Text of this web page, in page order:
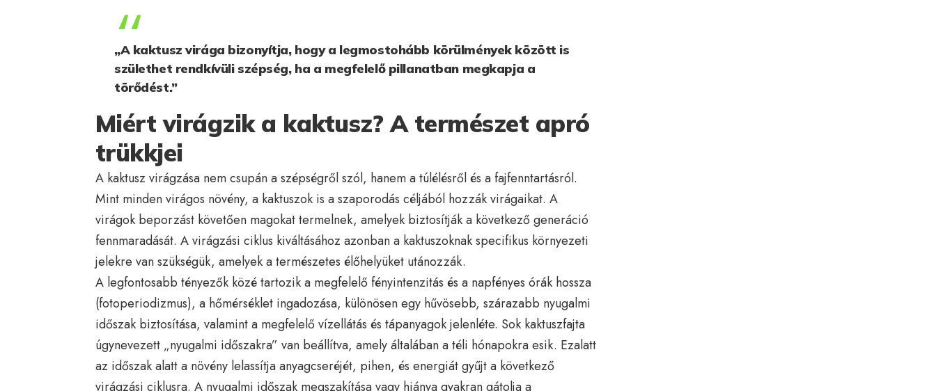
„A kaktusz virága bizonyítja, hogy a legmostohább körülmények között is
születhet rendkívüli szépség, ha a megfelelő pillanatban megkapja a
törődést.”
Miért virágzik a kaktusz? A természet apró
trükkjei
A kaktusz virágzása nem csupán a szépségről szól, hanem a túlélésről és a fajfenntartásról.
Mint minden virágos növény, a kaktuszok is a szaporodás céljából hozzák virágaikat. A
virágok beporzást követően magokat termelnek, amelyek biztosítják a következő generáció
fennmaradását. A virágzási ciklus kiváltásához azonban a kaktuszoknak specifikus környezeti
jelekre van szükségük, amelyek a természetes élőhelyüket utánozzák.
A legfontosabb tényezők közé tartozik a megfelelő fényintenzitás és a napfényes órák hossza
(fotoperiodizmus), a hőmérséklet ingadozása, különösen egy hűvösebb, szárazabb nyugalmi
időszak biztosítása, valamint a megfelelő vízellátás és tápanyagok jelenléte. Sok kaktuszfajta
úgynevezett „nyugalmi időszakra” van beállítva, amely általában a téli hónapokra esik. Ezalatt
az időszak alatt a növény lelassítja anyagcseréjét, pihen, és energiát gyűjt a következő
virágzási ciklusra. A nyugalmi időszak megszakítása vagy hiánya gyakran gátolja a